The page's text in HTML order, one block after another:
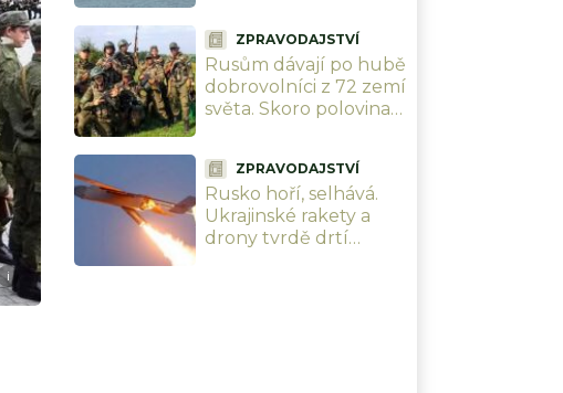
i
ZPRAVODAJSTVÍ
Rusům dávají po hubě
dobrovolníci z 72 zemí
světa. Skoro polovina
ZPRAVODAJSTVÍ
Rusko hoří, selhává.
Ukrajinské rakety a
drony tvrdě drtí